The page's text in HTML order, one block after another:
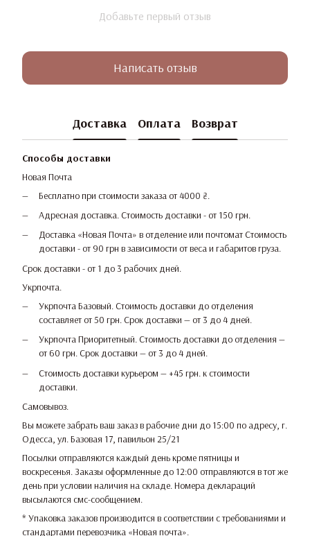
Добавьте первый отзыв
Написать отзыв
Доставка Оплата Возврат
Способы доставки
Новая Почта
Бесплатно при стоимости заказа от 4000 ₴.
Адресная доставка. Стоимость доставки - от 150 грн.
Доставка «Новая Почта» в отделение или почтомат Стоимость
доставки - от 90 грн в зависимости от веса и габаритов груза.
Срок доставки - от 1 до 3 рабочих дней.
Укрпочта.
Укрпочта Базовый. Стоимость доставки до отделения
составляет от 50 грн. Срок доставки — от 3 до 4 дней.
Укрпочта Приоритетный. Стоимость доставки до отделения —
от 60 грн. Срок доставки — от 3 до 4 дней.
Стоимость доставки курьером — +45 грн. к стоимости
доставки.
Самовывоз.
Вы можете забрать ваш заказ в рабочие дни до 15:00 по адресу, г.
Одесса, ул. Базовая 17, павильон 25/21
Посылки отправляются каждый день кроме пятницы и
воскресенья. Заказы оформленные до 12:00 отправляются в тот же
день при условии наличия на складе. Номера деклараций
высылаются смс-сообщением.
* Упаковка заказов производится в соответствии с требованиями и
стандартами перевозчика «Новая почта».